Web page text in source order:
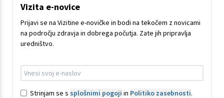
Vizita e-novice
Prijavi se na Vizitine e-novičke in bodi na tekočem z novicami
na področju zdravja in dobrega počutja. Zate jih pripravlja
uredništvo.
Strinjam se s splošnimi pogoji in Politiko zasebnosti.